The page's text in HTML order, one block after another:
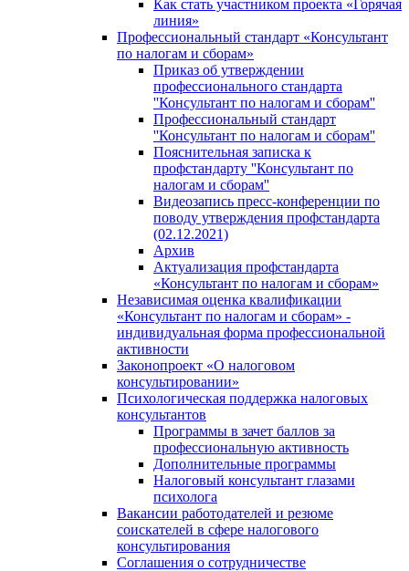
Как стать участником проекта «Горячая
линия»
Профессиональный стандарт «Консультант
по налогам и сборам»
Приказ об утверждении
профессионального стандарта
''Консультант по налогам и сборам''
Профессиональный стандарт
''Консультант по налогам и сборам''
Пояснительная записка к
профстандарту ''Консультант по
налогам и сборам''
Видеозапись пресс-конференции по
поводу утверждения профстандарта
(02.12.2021)
Архив
Актуализация профстандарта
«Консультант по налогам и сборам»
Независимая оценка квалификации
«Консультант по налогам и сборам» -
индивидуальная форма профессиональной
активности
Законопроект «О налоговом
консультировании»
Психологическая поддержка налоговых
консультантов
Программы в зачет баллов за
профессиональную активность
Дополнительные программы
Налоговый консультант глазами
психолога
Вакансии работодателей и резюме
соискателей в сфере налогового
консультирования
Соглашения о сотрудничестве